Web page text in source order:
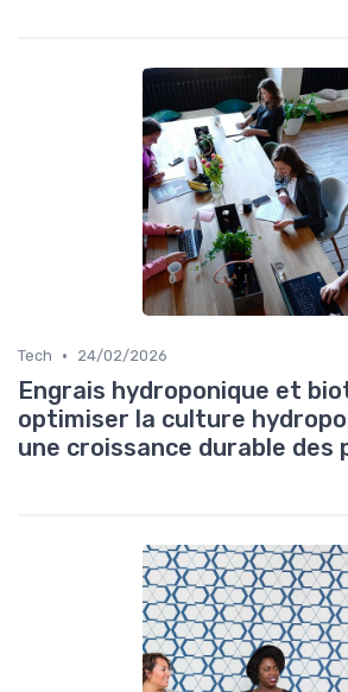
Tech • 24/02/2026
Engrais hydroponique et
optimiser la culture
une croissance durable des